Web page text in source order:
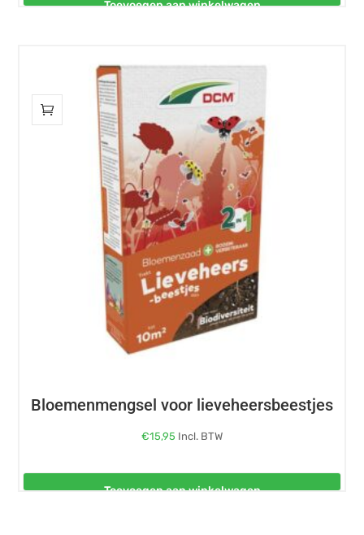
Toevoegen aan winkelwagen
Bloemenmengsel voor lieveheersbeestjes
€15,95 Incl. BTW
Toevoegen aan winkelwagen